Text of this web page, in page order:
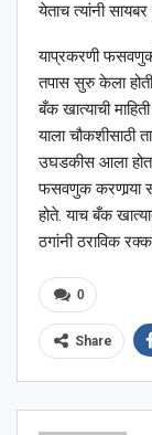
येताच त्यांनी
याप्रकरणी
तपास सुरु केला
बँक खात्याची
याला चौकशीसाठी
उघडकीस आला
फसवणुक करणार्‍या
होते. याच बँक
ठगांनी ठराविक
0
Share